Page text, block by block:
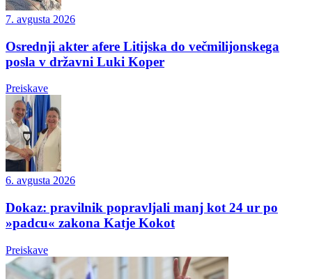
7. avgusta 2026
Osrednji akter afere Litijska do večmilijonskega
posla v državni Luki Koper
Preiskave
6. avgusta 2026
Dokaz: pravilnik popravljali manj kot 24 ur po
»padcu« zakona Katje Kokot
Preiskave